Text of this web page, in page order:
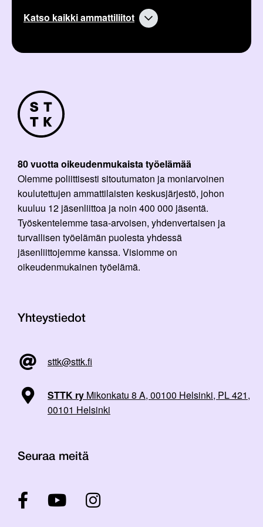
:
Katso kaikki ammattiliitot
80 vuotta oikeudenmukaista työelämää
Olemme poliittisesti sitoutumaton ja moniarvoinen
koulutettujen ammattilaisten keskusjärjestö, johon
kuuluu 12 jäsenliittoa ja noin 400 000 jäsentä.
Työskentelemme tasa-arvoisen, yhdenvertaisen ja
turvallisen työelämän puolesta yhdessä
jäsenliittojemme kanssa. Visiomme on
oikeudenmukainen työelämä.
Yhteystiedot
sttk@sttk.fi
STTK ry Mikonkatu 8 A, 00100 Helsinki, PL 421,
00101 Helsinki
Seuraa meitä